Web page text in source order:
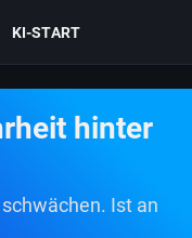
KI-START
hinter
Ist an